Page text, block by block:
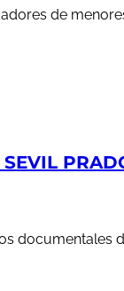
de
SEVIL
documentales